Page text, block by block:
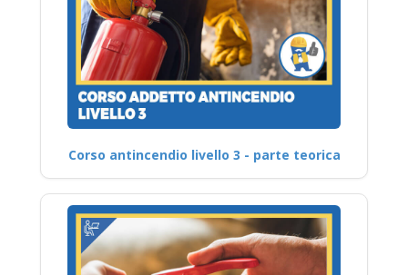
Corso antincendio livello 3 - parte teorica